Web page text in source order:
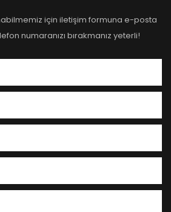
için iletişim formuna e-posta
numaranızı bırakmanız yeterli!